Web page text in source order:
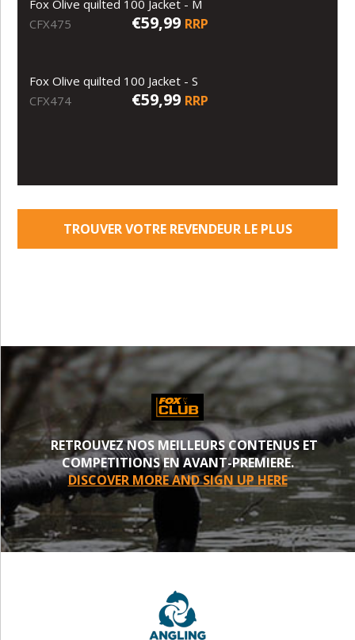
Fox Olive quilted 100 Jacket - M
CFX475
€59,99 RRP
Fox Olive quilted 100 Jacket - S
CFX474
€59,99 RRP
TROUVER VOTRE REVENDEUR LE PLUS
RETROUVEZ NOS MEILLEURS CONTENUS ET
COMPETITIONS EN AVANT-PREMIERE.
DISCOVER MORE AND SIGN UP HERE